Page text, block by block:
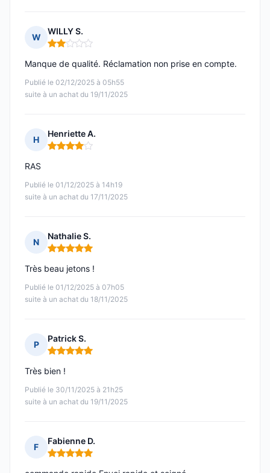
W
WILLY S.
Note : 2 sur 5
Publié le 02/12/2025 à 05h55
suite à un achat du 19/11/2025
Manque de qualité. Réclamation non prise en compte.
H
Henriette A.
Note : 4 sur 5
Publié le 01/12/2025 à 14h19
suite à un achat du 17/11/2025
RAS
N
Nathalie S.
Note : 5 sur 5
Publié le 01/12/2025 à 07h05
suite à un achat du 18/11/2025
Très beau jetons !
P
Patrick S.
Note : 5 sur 5
Publié le 30/11/2025 à 21h25
suite à un achat du 19/11/2025
Très bien !
F
Fabienne D.
Note : 5 sur 5